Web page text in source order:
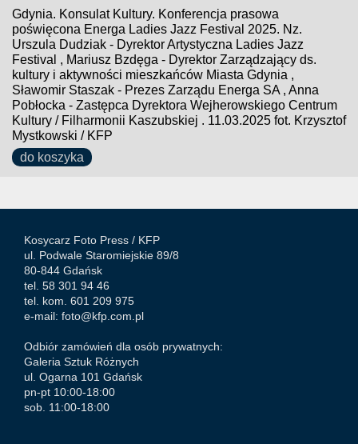
Gdynia. Konsulat Kultury. Konferencja prasowa
poświęcona Energa Ladies Jazz Festival 2025. Nz.
Urszula Dudziak - Dyrektor Artystyczna Ladies Jazz
Festival , Mariusz Bzdęga - Dyrektor Zarządzający ds.
kultury i aktywności mieszkańców Miasta Gdynia ,
Sławomir Staszak - Prezes Zarządu Energa SA , Anna
Pobłocka - Zastępca Dyrektora Wejherowskiego Centrum
Kultury / Filharmonii Kaszubskiej . 11.03.2025 fot. Krzysztof
Mystkowski / KFP
do koszyka
Kosycarz Foto Press / KFP
ul. Podwale Staromiejskie 89/8
80-844 Gdańsk
tel. 58 301 94 46
tel. kom. 601 209 975
e-mail: foto@kfp.com.pl
Odbiór zamówień dla osób prywatnych:
Galeria Sztuk Różnych
ul. Ogarna 101 Gdańsk
pn-pt 10:00-18:00
sob. 11:00-18:00